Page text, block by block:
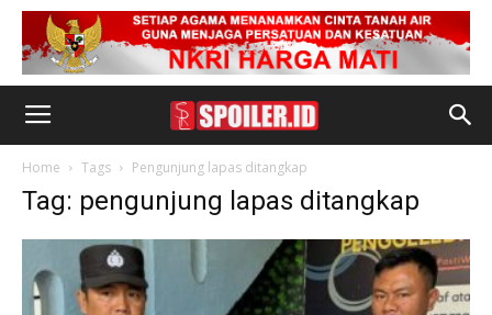
Home Tags Pengunjung lapas ditangkap
Tag: pengunjung lapas ditangkap